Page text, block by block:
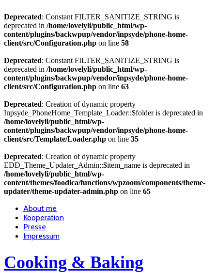
Deprecated: Constant FILTER_SANITIZE_STRING is
deprecated in /home/lovelyli/public_html/wp-
content/plugins/backwpup/vendor/inpsyde/phone-home-
client/src/Configuration.php on line 58
Deprecated: Constant FILTER_SANITIZE_STRING is
deprecated in /home/lovelyli/public_html/wp-
content/plugins/backwpup/vendor/inpsyde/phone-home-
client/src/Configuration.php on line 63
Deprecated: Creation of dynamic property
Inpsyde_PhoneHome_Template_Loader::$folder is deprecated in
/home/lovelyli/public_html/wp-
content/plugins/backwpup/vendor/inpsyde/phone-home-
client/src/Template/Loader.php on line 35
Deprecated: Creation of dynamic property
EDD_Theme_Updater_Admin::$item_name is deprecated in
/home/lovelyli/public_html/wp-
content/themes/foodica/functions/wpzoom/components/theme-
updater/theme-updater-admin.php on line 65
About me
Kooperation
Presse
Impressum
Cooking & Baking